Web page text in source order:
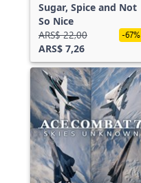
Sugar, Spice and Not
So Nice
ARS$ 22,00
ARS$ 7,26
-67%